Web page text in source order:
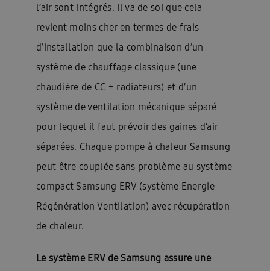
l’air sont intégrés. Il va de soi que cela
revient moins cher en termes de frais
d’installation que la combinaison d’un
système de chauffage classique (une
chaudière de CC + radiateurs) et d’un
système de ventilation mécanique séparé
pour lequel il faut prévoir des gaines d’air
séparées. Chaque pompe à chaleur Samsung
peut être couplée sans problème au système
compact Samsung ERV (système Energie
Régénération Ventilation) avec récupération
de chaleur.
Le système ERV de Samsung assure une